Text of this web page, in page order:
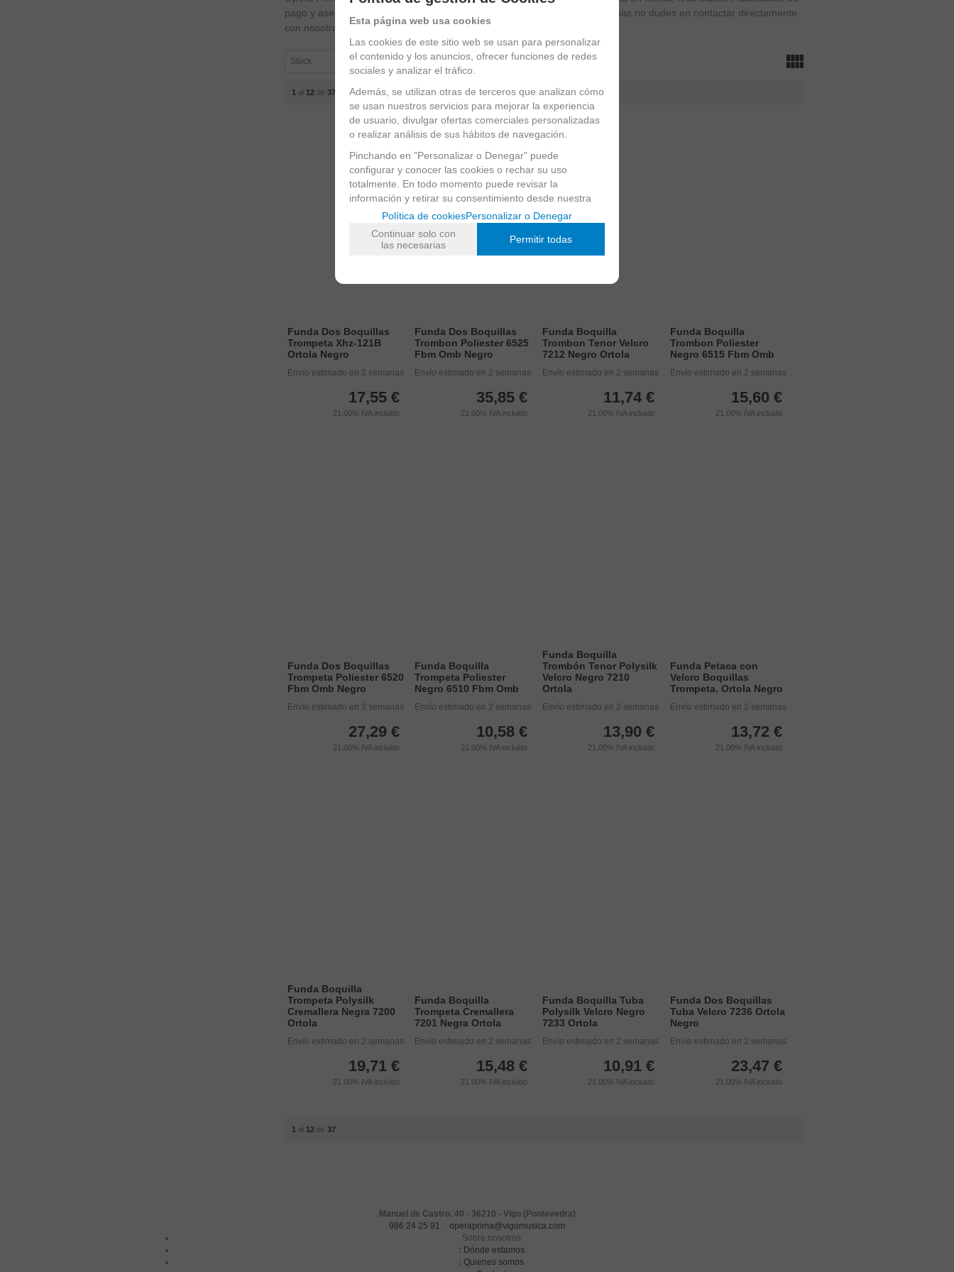
pago y asesoramiento profesional. Si no encuentras el artículo que buscabas no dudes en contactar directamente
con nosotras.
1 al 12 de 37
Funda Dos Boquillas
Trompeta Xhz-121B
Ortola Negro
Envío estimado en 2 semanas
17,55 €
21.00% IVA incluido
Funda Dos Boquillas
Trombon Poliester 6525
Fbm Omb Negro
Envío estimado en 2 semanas
35,85 €
21.00% IVA incluido
Funda Boquilla
Trombon Tenor Velcro
7212 Negro Ortola
Envío estimado en 2 semanas
11,74 €
21.00% IVA incluido
Funda Boquilla
Trombon Poliester
Negro 6515 Fbm Omb
Envío estimado en 2 semanas
15,60 €
21.00% IVA incluido
Funda Dos Boquillas
Trompeta Poliester 6520
Fbm Omb Negro
Envío estimado en 2 semanas
27,29 €
21.00% IVA incluido
Funda Boquilla
Trompeta Poliester
Negro 6510 Fbm Omb
Envío estimado en 2 semanas
10,58 €
21.00% IVA incluido
Funda Boquilla
Trombón Tenor Polysilk
Velcro Negro 7210
Ortola
Envío estimado en 2 semanas
13,90 €
21.00% IVA incluido
Funda Petaca con
Velcro Boquillas
Trompeta. Ortola Negro
Envío estimado en 2 semanas
13,72 €
21.00% IVA incluido
Funda Boquilla
Trompeta Polysilk
Cremallera Negra 7200
Ortola
Envío estimado en 2 semanas
19,71 €
21.00% IVA incluido
Funda Boquilla
Trompeta Cremallera
7201 Negra Ortola
Envío estimado en 2 semanas
15,48 €
21.00% IVA incluido
Funda Boquilla Tuba
Polysilk Velcro Negro
7233 Ortola
Envío estimado en 2 semanas
10,91 €
21.00% IVA incluido
Funda Dos Boquillas
Tuba Velcro 7236 Ortola
Negro
Envío estimado en 2 semanas
23,47 €
21.00% IVA incluido
1 al 12 de 37
Manuel de Castro, 40 - 36210 - Vigo (Pontevedra)
986 24 25 91
operaprima@vigomusica.com
Sobre nosotros
: Dónde estamos
: Quienes somos
Esta página web usa cookies
Las cookies de este sitio web se usan para personalizar
el contenido y los anuncios, ofrecer funciones de redes
sociales y analizar el tráfico.
Además, se utilizan otras de terceros que analizan cómo
se usan nuestros servicios para mejorar la experiencia
de usuario, divulgar ofertas comerciales personalizadas
o realizar análisis de sus hábitos de navegación.
Pinchando en "Personalizar o Denegar" puede
configurar y conocer las cookies o rechar su uso
totalmente. En todo momento puede revisar la
información y retirar su consentimiento desde nuestra
sección de política de cookies.
Política de cookiesPersonalizar o Denegar
Continuar solo con
las necesarias
Permitir todas